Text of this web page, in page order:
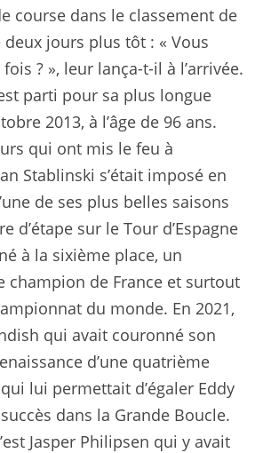
course dans le classement de
deux jours plus tôt : « Vous
fois ? », leur lança-t-il à l’arrivée.
parti pour sa plus longue
2013, à l’âge de 96 ans.
qui ont mis le feu à
Stablinski s’était imposé en
de ses plus belles saisons
d’étape sur le Tour d’Espagne
à la sixième place, un
champion de France et surtout
du monde. En 2021,
qui avait couronné son
d’une quatrième
lui permettait d’égaler Eddy
dans la Grande Boucle.
Jasper Philipsen qui y avait